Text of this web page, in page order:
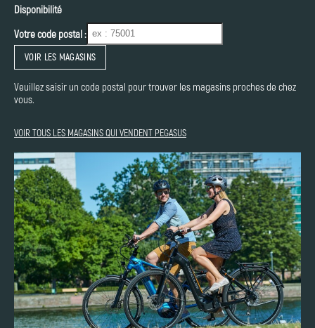
Disponibilité
Votre code postal :
VOIR LES MAGASINS
Veuillez saisir un code postal pour trouver les magasins proches de chez
vous.
VOIR TOUS LES MAGASINS QUI VENDENT PEGASUS